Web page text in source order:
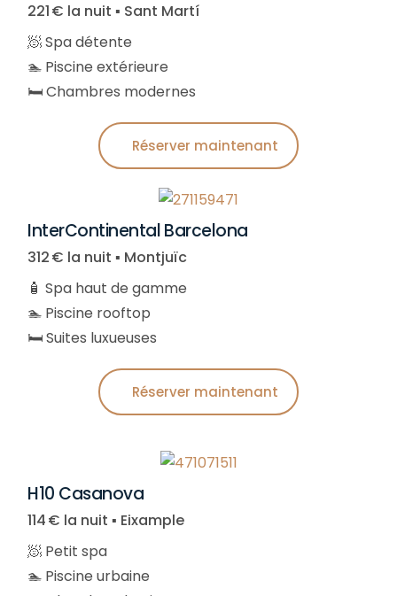
221 € la nuit ▪︎ Sant Martí
🧖 Spa détente
🏊 Piscine extérieure
🛏️ Chambres modernes
Réserver maintenant
InterContinental Barcelona
312 € la nuit ▪︎ Montjuïc
🧴 Spa haut de gamme
🏊 Piscine rooftop
🛏️ Suites luxueuses
Réserver maintenant
H10 Casanova
114 € la nuit ▪︎ Eixample
🧖 Petit spa
🏊 Piscine urbaine